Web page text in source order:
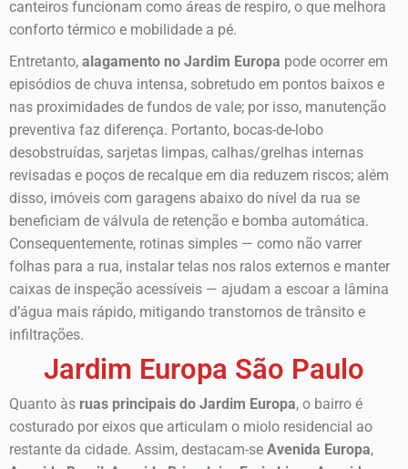
canteiros funcionam como áreas de respiro, o que melhora
conforto térmico e mobilidade a pé.
Entretanto, alagamento no Jardim Europa pode ocorrer em
episódios de chuva intensa, sobretudo em pontos baixos e
nas proximidades de fundos de vale; por isso, manutenção
preventiva faz diferença. Portanto, bocas-de-lobo
desobstruídas, sarjetas limpas, calhas/grelhas internas
revisadas e poços de recalque em dia reduzem riscos; além
disso, imóveis com garagens abaixo do nível da rua se
beneficiam de válvula de retenção e bomba automática.
Consequentemente, rotinas simples — como não varrer
folhas para a rua, instalar telas nos ralos externos e manter
caixas de inspeção acessíveis — ajudam a escoar a lâmina
d’água mais rápido, mitigando transtornos de trânsito e
infiltrações.
Jardim Europa São Paulo
Quanto às ruas principais do Jardim Europa, o bairro é
costurado por eixos que articulam o miolo residencial ao
restante da cidade. Assim, destacam-se Avenida Europa,